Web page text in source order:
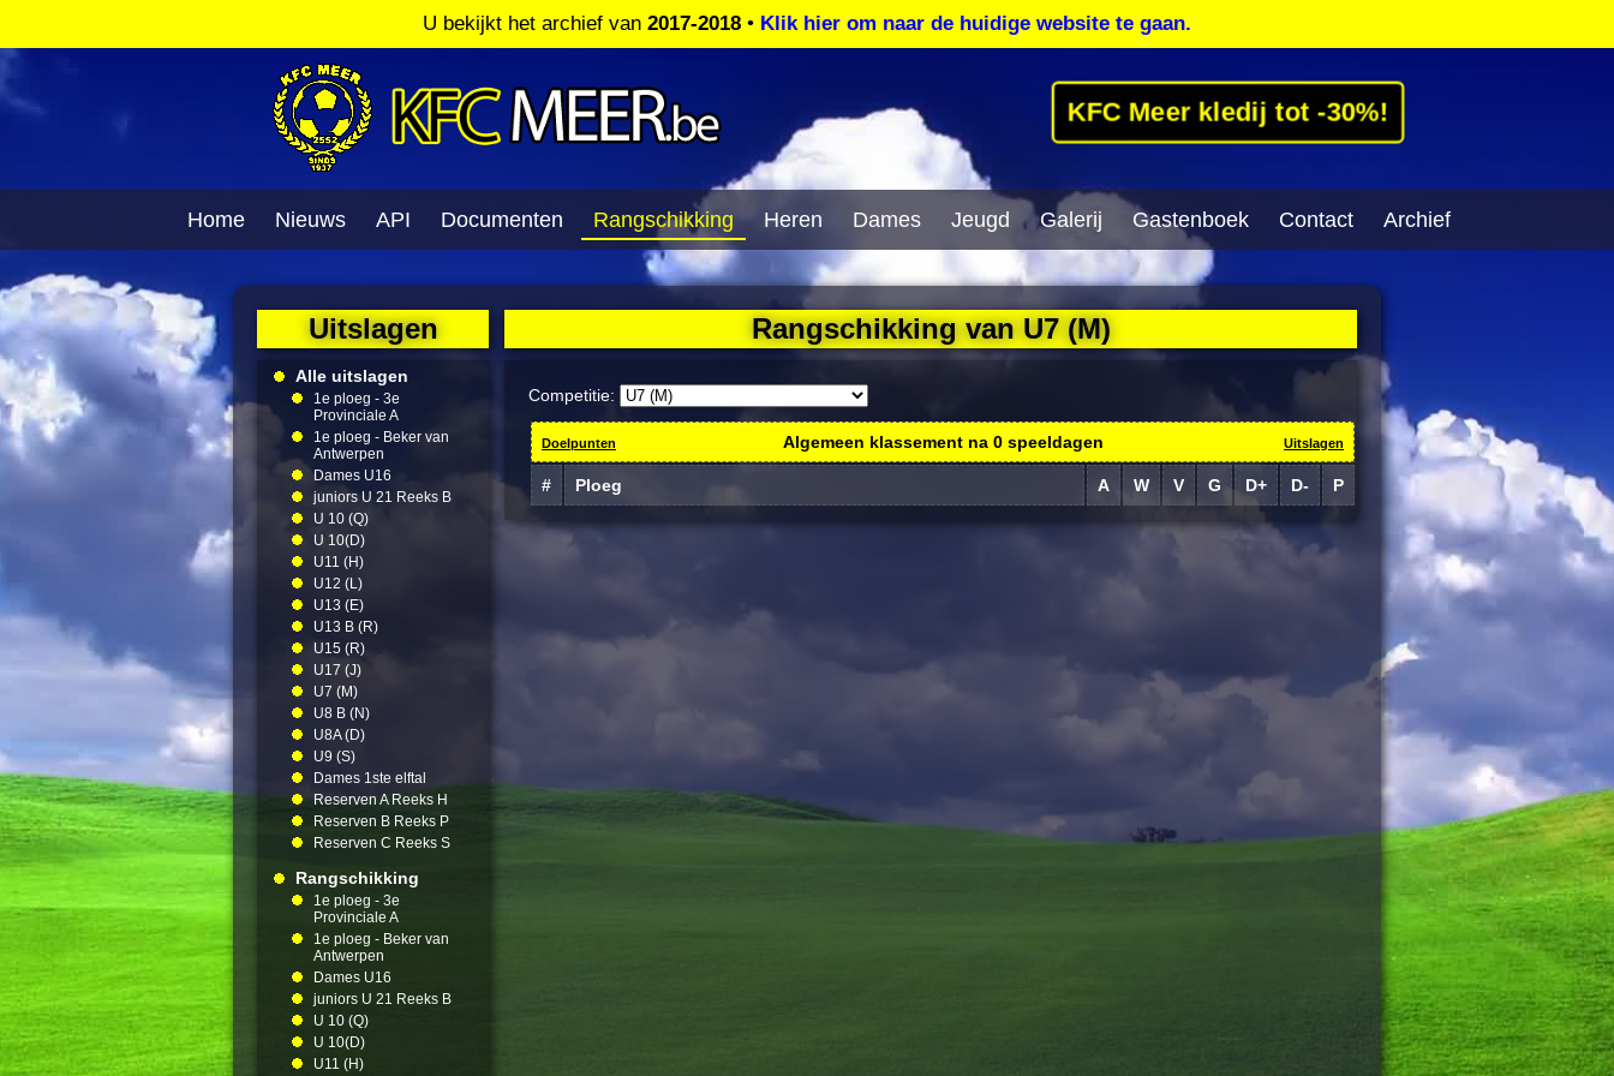
U bekijkt het archief van 2017-2018 • Klik hier om naar de huidige website te gaan.
KFC Meer kledij tot -30%!
Home Nieuws API Documenten Rangschikking Heren Dames Jeugd Galerij Gastenboek Contact Archief
Uitslagen
Alle uitslagen
1e ploeg - 3e
Provinciale A
1e ploeg - Beker van
Antwerpen
Dames U16
juniors U 21 Reeks B
U 10 (Q)
U 10(D)
U11 (H)
U12 (L)
U13 (E)
U13 B (R)
U15 (R)
U17 (J)
U7 (M)
U8 B (N)
U8A (D)
U9 (S)
Dames 1ste elftal
Reserven A Reeks H
Reserven B Reeks P
Reserven C Reeks S
Rangschikking
1e ploeg - 3e
Provinciale A
1e ploeg - Beker van
Antwerpen
Dames U16
juniors U 21 Reeks B
U 10 (Q)
U 10(D)
U11 (H)
Rangschikking van U7 (M)
Competitie:
Doelpunten Algemeen klassement na 0speeldagen Uitslagen
# Ploeg A W V G D+ D- P